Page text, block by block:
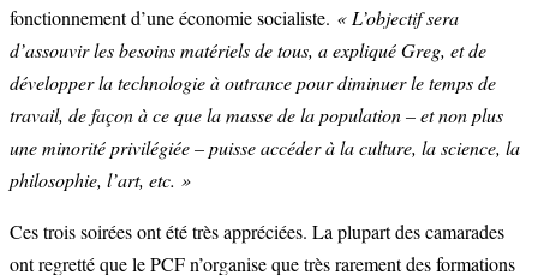
fonctionnement d’une économie socialiste. « L’objectif sera
d’assouvir les besoins matériels de tous, a expliqué Greg, et de
développer la technologie à outrance pour diminuer le temps de
travail, de façon à ce que la masse de la population – et non plus
une minorité privilégiée – puisse accéder à la culture, la science, la
philosophie, l’art, etc. »
Ces trois soirées ont été très appréciées. La plupart des camarades
ont regretté que le PCF n’organise que très rarement des formations